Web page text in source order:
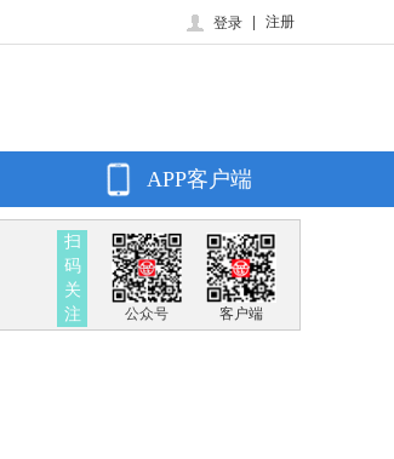
登录 注册
APP客户端
扫
码
关
注
公众号 客户端